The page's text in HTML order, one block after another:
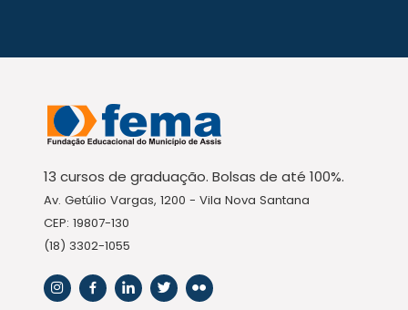
13 cursos de graduação. Bolsas de até 100%.
Av. Getúlio Vargas, 1200 - Vila Nova Santana
CEP: 19807-130
(18) 3302-1055